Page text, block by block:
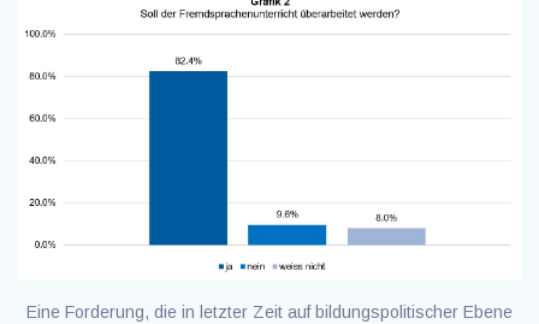
Eine Forderung, die in letzter Zeit auf bildungspolitischer Ebene